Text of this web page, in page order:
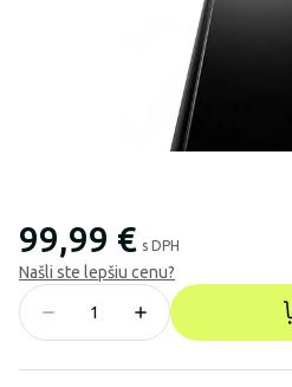
99,99 € s DPH
Našli ste lepšiu cenu?